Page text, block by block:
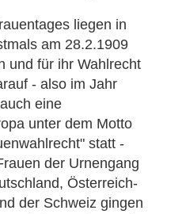
liegen in
am 28.2.1909
und für ihr Wahlrecht
- also im Jahr
eine
unter dem Motto
statt -
der Urnengang
Österreich-
der Schweiz gingen